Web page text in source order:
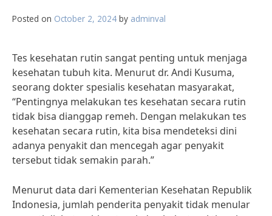
Posted on October 2, 2024 by adminval
Tes kesehatan rutin sangat penting untuk menjaga
kesehatan tubuh kita. Menurut dr. Andi Kusuma,
seorang dokter spesialis kesehatan masyarakat,
“Pentingnya melakukan tes kesehatan secara rutin
tidak bisa dianggap remeh. Dengan melakukan tes
kesehatan secara rutin, kita bisa mendeteksi dini
adanya penyakit dan mencegah agar penyakit
tersebut tidak semakin parah.”
Menurut data dari Kementerian Kesehatan Republik
Indonesia, jumlah penderita penyakit tidak menular